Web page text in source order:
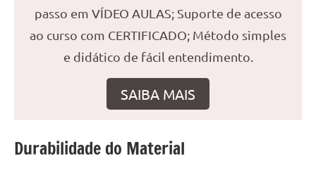
lugares,
que
precisa
passo em VÍDEO AULAS; Suporte de acesso
ao curso com CERTIFICADO; Método simples
e didático de fácil entendimento.
SAIBA MAIS
Durabilidade do Material